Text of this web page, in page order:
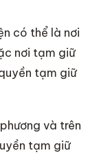
có thể là nơi
nơi tạm giữ
tạm giữ
và trên
tạm giữ